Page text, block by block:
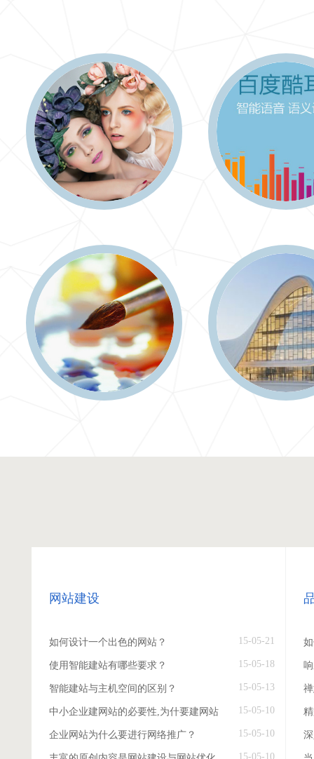
网站建设
如何设计一个出色的网站？ 15-05-21
使用智能建站有哪些要求？ 15-05-18
智能建站与主机空间的区别？ 15-05-13
中小企业建网站的必要性,为什要建网站 15-05-10
企业网站为什么要进行网络推广？ 15-05-10
15-05-10